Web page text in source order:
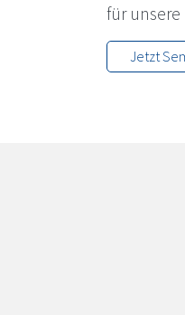
für unsere
Jetzt